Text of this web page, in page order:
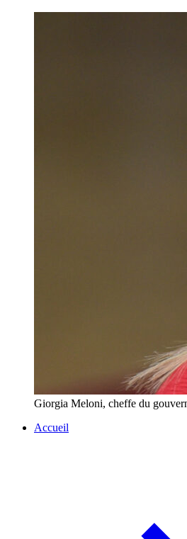
Giorgia Meloni, cheffe du
Accueil